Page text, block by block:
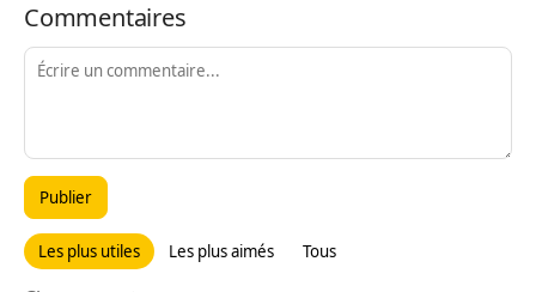
Commentaires
Publier
Les plus utiles Les plus aimés Tous